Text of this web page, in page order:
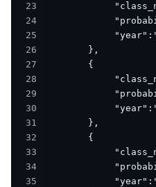
23
24
25
26
27
28
29
30
31
32
33
34
35